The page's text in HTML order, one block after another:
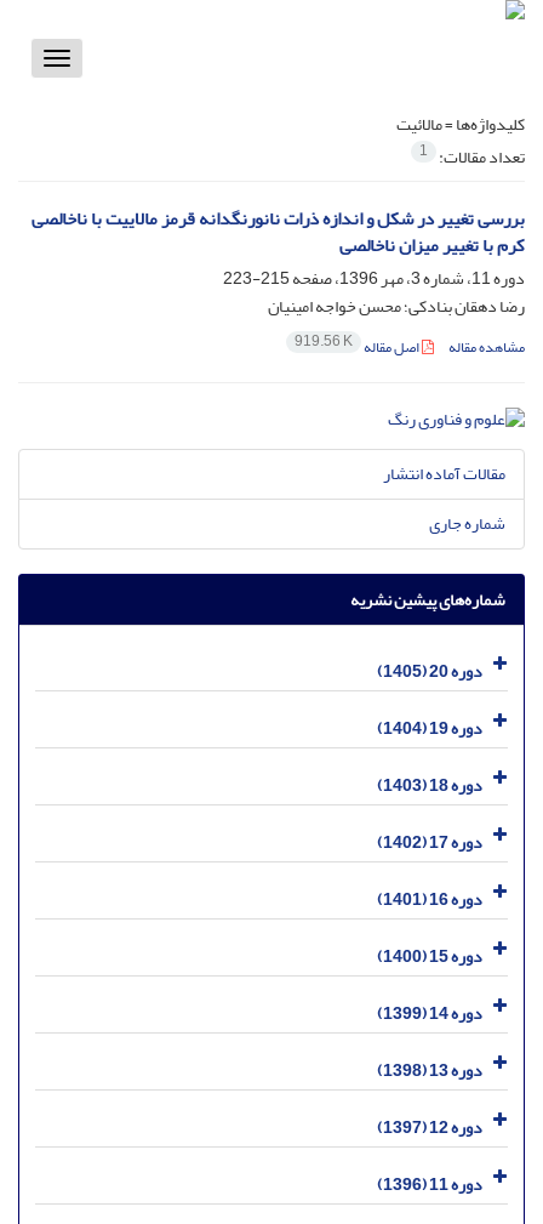
Toggle
کلیدواژه‌ها =مالائیت
تعداد مقالات: 1
بررسی تغییر در شکل و اندازه ذرات نانورنگدانه قرمز مالاییت با ناخالصی
کرم با تغییر میزان ناخالصی
دوره 11، شماره 3، مهر 1396، صفحه
215-223
رضا دهقان بنادکی؛ محسن خواجه امینیان
مشاهده مقاله اصل مقاله 919.56 K
مقالات آماده انتشار
شماره جاری
شماره‌های پیشین نشریه
دوره 20 (1405)
دوره 19 (1404)
دوره 18 (1403)
دوره 17 (1402)
دوره 16 (1401)
دوره 15 (1400)
دوره 14 (1399)
دوره 13 (1398)
دوره 12 (1397)
دوره 11 (1396)